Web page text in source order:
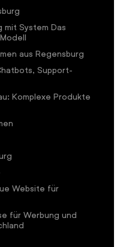
mit System Das
aus Regensburg
Support-
Komplexe Produkte
Website für
für Werbung und